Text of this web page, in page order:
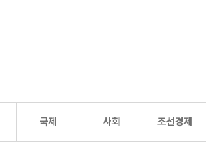
국제 사회 조선경제